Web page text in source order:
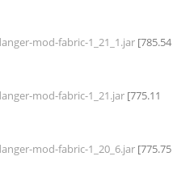
mod-fabric-1_21_1.jar
mod-fabric-1_21.jar
mod-fabric-1_20_6.jar